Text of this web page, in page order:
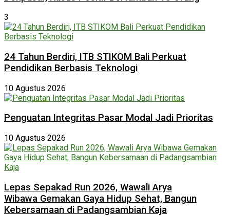
3
24 Tahun Berdiri, ITB STIKOM Bali Perkuat
Pendidikan Berbasis Teknologi
10 Agustus 2026
Penguatan Integritas Pasar Modal Jadi Prioritas
10 Agustus 2026
Lepas Sepakad Run 2026, Wawali Arya
Wibawa Gemakan Gaya Hidup Sehat, Bangun
Kebersamaan di Padangsambian Kaja